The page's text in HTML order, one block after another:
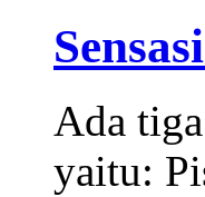
Ada
yaitu: